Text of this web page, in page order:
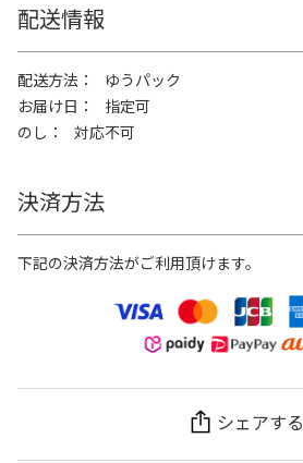
配送情報
配送方法
ゆうパック
お届け日
指定可
のし
対応不可
決済方法
下記の決済方法がご利用頂けます。
シェアする